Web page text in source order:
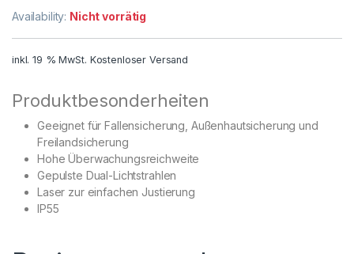
Availability: Nicht vorrätig
inkl. 19 % MwSt. Kostenloser Versand
Produktbesonderheiten
Geeignet für Fallensicherung, Außenhautsicherung und
Freilandsicherung
Hohe Überwachungsreichweite
Gepulste Dual-Lichtstrahlen
Laser zur einfachen Justierung
IP55